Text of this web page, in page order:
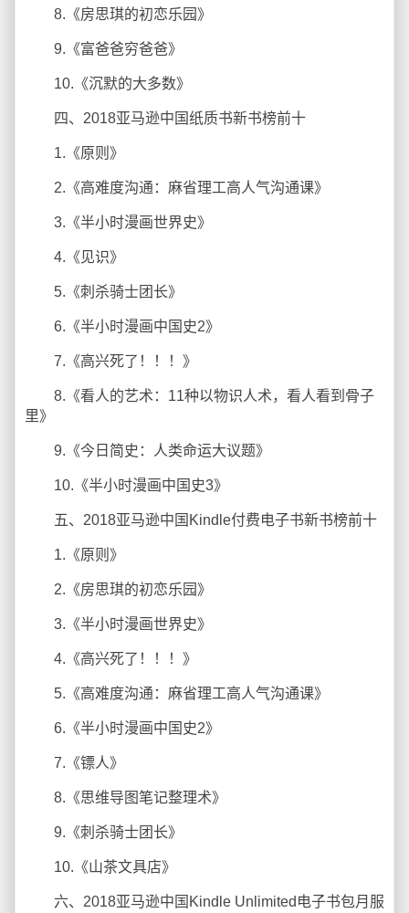
8.《房思琪的初恋乐园》
9.《富爸爸穷爸爸》
10.《沉默的大多数》
四、2018亚马逊中国纸质书新书榜前十
1.《原则》
2.《高难度沟通：麻省理工高人气沟通课》
3.《半小时漫画世界史》
4.《见识》
5.《刺杀骑士团长》
6.《半小时漫画中国史2》
7.《高兴死了！！！》
8.《看人的艺术：11种以物识人术，看人看到骨子
里》
9.《今日简史：人类命运大议题》
10.《半小时漫画中国史3》
五、2018亚马逊中国Kindle付费电子书新书榜前十
1.《原则》
2.《房思琪的初恋乐园》
3.《半小时漫画世界史》
4.《高兴死了！！！》
5.《高难度沟通：麻省理工高人气沟通课》
6.《半小时漫画中国史2》
7.《镖人》
8.《思维导图笔记整理术》
9.《刺杀骑士团长》
10.《山茶文具店》
六、2018亚马逊中国Kindle Unlimited电子书包月服